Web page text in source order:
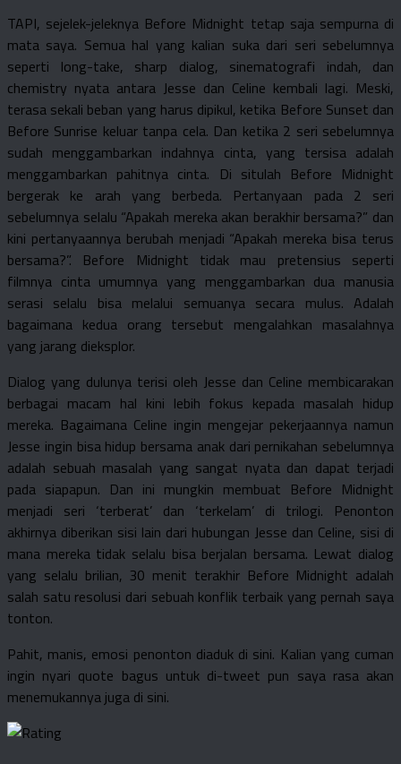
TAPI, sejelek-jeleknya Before Midnight tetap saja sempurna di
mata saya. Semua hal yang kalian suka dari seri sebelumnya
seperti long-take, sharp dialog, sinematografi indah, dan
chemistry nyata antara Jesse dan Celine kembali lagi. Meski,
terasa sekali beban yang harus dipikul, ketika Before Sunset dan
Before Sunrise keluar tanpa cela. Dan ketika 2 seri sebelumnya
sudah menggambarkan indahnya cinta, yang tersisa adalah
menggambarkan pahitnya cinta. Di situlah Before Midnight
bergerak ke arah yang berbeda. Pertanyaan pada 2 seri
sebelumnya selalu “Apakah mereka akan berakhir bersama?” dan
kini pertanyaannya berubah menjadi “Apakah mereka bisa terus
bersama?”. Before Midnight tidak mau pretensius seperti
filmnya cinta umumnya yang menggambarkan dua manusia
serasi selalu bisa melalui semuanya secara mulus. Adalah
bagaimana kedua orang tersebut mengalahkan masalahnya
yang jarang dieksplor.
Dialog yang dulunya terisi oleh Jesse dan Celine membicarakan
berbagai macam hal kini lebih fokus kepada masalah hidup
mereka. Bagaimana Celine ingin mengejar pekerjaannya namun
Jesse ingin bisa hidup bersama anak dari pernikahan sebelumnya
adalah sebuah masalah yang sangat nyata dan dapat terjadi
pada siapapun. Dan ini mungkin membuat Before Midnight
menjadi seri ‘terberat’ dan ‘terkelam’ di trilogi. Penonton
akhirnya diberikan sisi lain dari hubungan Jesse dan Celine, sisi di
mana mereka tidak selalu bisa berjalan bersama. Lewat dialog
yang selalu brilian, 30 menit terakhir Before Midnight adalah
salah satu resolusi dari sebuah konflik terbaik yang pernah saya
tonton.
Pahit, manis, emosi penonton diaduk di sini. Kalian yang cuman
ingin nyari quote bagus untuk di-tweet pun saya rasa akan
menemukannya juga di sini.